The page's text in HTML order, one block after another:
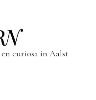
curiosa in Aalst